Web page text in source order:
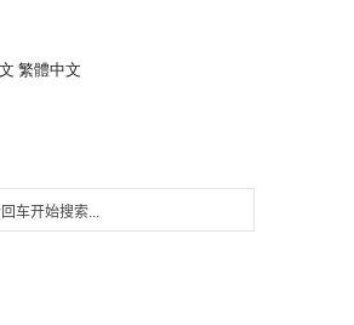
繁體中文